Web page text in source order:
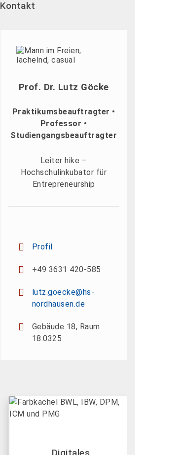
Kontakt
Prof. Dr. Lutz Göcke
Praktikumsbeauftragter •
Professor •
Studiengangsbeauftragter
Leiter hike –
Hochschulinkubator für
Entrepreneurship
Profil
+49 3631 420-585
lutz.goecke@hs-
nordhausen.de
Gebäude 18, Raum
18.0325